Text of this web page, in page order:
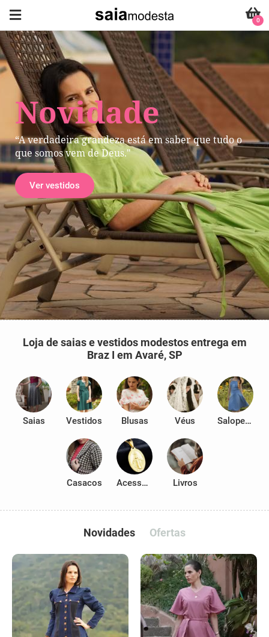
Novidade
“A verdadeira grandeza está em saber que tudo o
que somos vem de Deus."
Ver vestidos
0
Loja de saias e vestidos modestos entrega em
Braz I em Avaré, SP
Saias Vestidos Blusas Véus Salopetes
Casacos Acessórios Livros
Novidades Ofertas